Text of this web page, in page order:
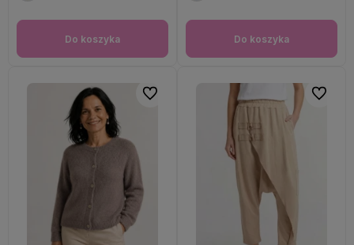
Do koszyka Do koszyka
Do ulubionych Do